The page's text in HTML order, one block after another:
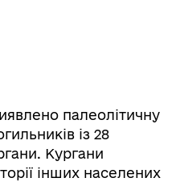
палеолітичну
із 28
Кургани
інших населених